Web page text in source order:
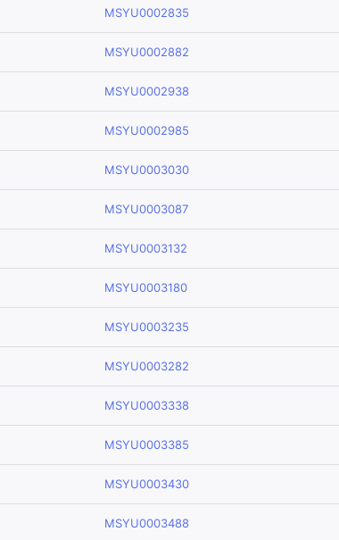
MSYU0002835
MSYU0002882
MSYU0002938
MSYU0002985
MSYU0003030
MSYU0003087
MSYU0003132
MSYU0003180
MSYU0003235
MSYU0003282
MSYU0003338
MSYU0003385
MSYU0003430
MSYU0003488